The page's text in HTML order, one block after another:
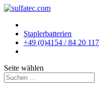
Staplerbatterien
+49 (0)4154 / 84 20 117
Seite wählen